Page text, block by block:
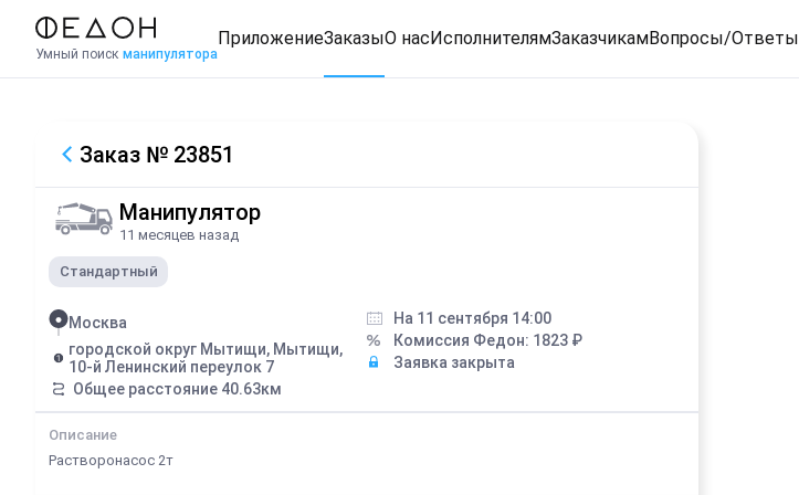
Умный поиск манипулятора
ПриложениеЗаказыО насИсполнителямЗаказчикамВопросы/Ответы
Заказ № 23851
Манипулятор
11 месяцев назад
Стандартный
Москва
городской округ Мытищи, Мытищи,
10-й Ленинский переулок 7
Общее расстояние 40.63км
На 11 сентября 14:00
Комиссия Федон: 1823 ₽
Заявка закрыта
Описание
Растворонасос 2т